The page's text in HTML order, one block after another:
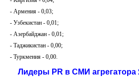
- Армения - 0,03;
- Узбекистан - 0,01;
- Азербайджан - 0,01;
- Таджикистан - 0,00;
- Туркмения - 0,00.
Лидеры PR в СМИ агрегатора